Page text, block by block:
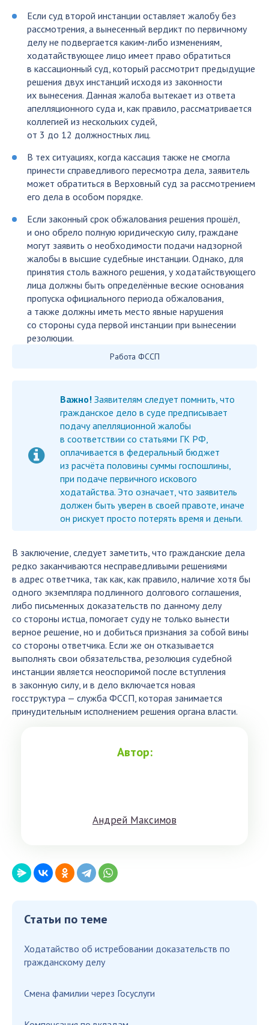
Если суд второй инстанции оставляет жалобу без
рассмотрения, а вынесенный вердикт по первичному
делу не подвергается каким-либо изменениям,
ходатайствующее лицо имеет право обратиться
в кассационный суд, который рассмотрит предыдущие
решения двух инстанций исходя из законности
их вынесения. Данная жалоба вытекает из ответа
апелляционного суда и, как правило, рассматривается
коллегией из нескольких судей,
от 3 до 12 должностных лиц.
В тех ситуациях, когда кассация также не смогла
принести справедливого пересмотра дела, заявитель
может обратиться в Верховный суд за рассмотрением
его дела в особом порядке.
Если законный срок обжалования решения прошёл,
и оно обрело полную юридическую силу, граждане
могут заявить о необходимости подачи надзорной
жалобы в высшие судебные инстанции. Однако, для
принятия столь важного решения, у ходатайствующего
лица должны быть определённые веские основания
пропуска официального периода обжалования,
а также должны иметь место явные нарушения
со стороны суда первой инстанции при вынесении
резолюции.
Работа ФССП
Важно! Заявителям следует помнить, что
гражданское дело в суде предписывает
подачу апелляционной жалобы
в соответствии со статьями ГК РФ,
оплачивается в федеральный бюджет
из расчёта половины суммы госпошлины,
при подаче первичного искового
ходатайства. Это означает, что заявитель
должен быть уверен в своей правоте, иначе
он рискует просто потерять время и деньги.
В заключение, следует заметить, что гражданские дела
редко заканчиваются несправедливыми решениями
в адрес ответчика, так как, как правило, наличие хотя бы
одного экземпляра подлинного долгового соглашения,
либо письменных доказательств по данному делу
со стороны истца, помогает суду не только вынести
верное решение, но и добиться признания за собой вины
со стороны ответчика. Если же он отказывается
выполнять свои обязательства, резолюция судебной
инстанции является неоспоримой после вступления
в законную силу, и в дело включается новая
госструктура — служба ФССП, которая занимается
принудительным исполнением решения органа власти.
Автор:
Aндрeй Мaксимoв
Статьи по теме
Ходатайство об истребовании доказательств по
гражданскому делу
Смена фамилии через Госуслуги